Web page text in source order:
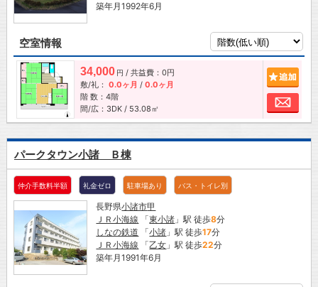
築年月1992年6月
空室情報
34,000 円 / 共益費：0円
敷/礼： 0.0ヶ月 / 0.0ヶ月
階 数：4階
間/広：3DK / 53.08㎡
お
パークタウン小諸 Ｂ棟
仲介手数料半額 礼金ゼロ 駐車場あり バス・トイレ別
長野県小諸市甲
ＪＲ小海線 「東小諸 」駅 徒歩8分
しなの鉄道 「小諸 」駅 徒歩17分
ＪＲ小海線 「乙女 」駅 徒歩22分
築年月1991年6月